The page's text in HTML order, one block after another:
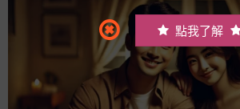
點我了解